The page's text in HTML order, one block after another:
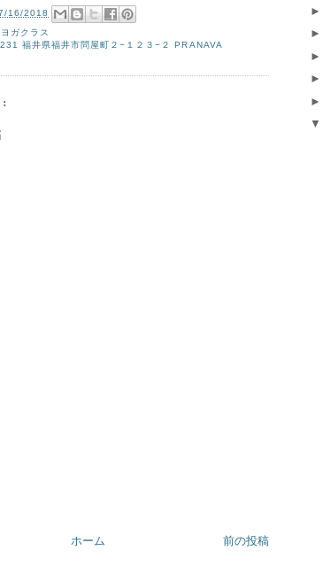
16/2018
ガクラス
福井県福井市問屋町２−１２３−２ PRANAVA
前の投稿
ホーム
►
►
►
►
►
▼